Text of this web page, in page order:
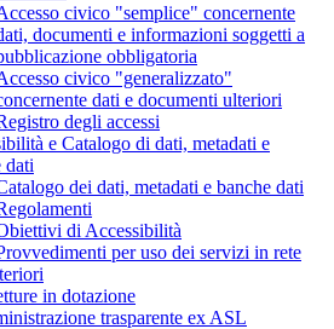
civico "semplice" concernente
documenti e informazioni soggetti a
obbligatoria
civico "generalizzato"
dati e documenti ulteriori
degli accessi
e Catalogo di dati, metadati e
dati
dei dati, metadati e banche dati
di Accessibilità
per uso dei servizi in rete
in dotazione
trasparente ex ASL